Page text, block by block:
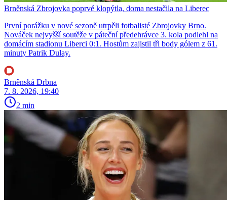
Brněnská Zbrojovka poprvé klopýtla, doma nestačila na Liberec
První porážku v nové sezoně utrpěli fotbalisté Zbrojovky Brno.
Nováček nejvyšší soutěže v páteční předehrávce 3. kola podlehl na
domácím stadionu Liberci 0:1. Hostům zajistil tři body gólem z 61.
minuty Patrik Dulay.
Brněnská Drbna
7. 8. 2026, 19:40
2 min